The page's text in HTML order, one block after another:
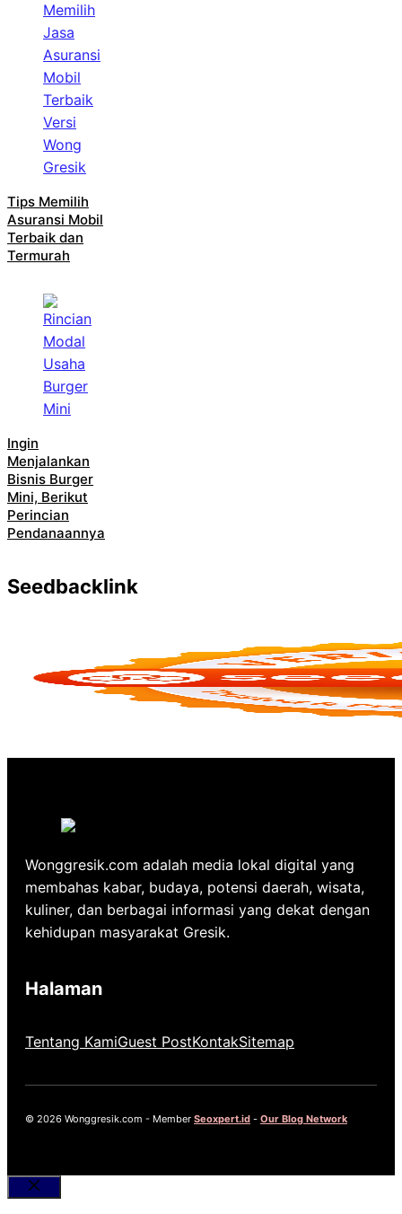
Tips Memilih
Asuransi Mobil
Terbaik dan
Termurah
Ingin
Menjalankan
Bisnis Burger
Mini, Berikut
Perincian
Pendanaannya
Seedbacklink
Wonggresik.com adalah media lokal digital yang
membahas kabar, budaya, potensi daerah, wisata,
kuliner, dan berbagai informasi yang dekat dengan
kehidupan masyarakat Gresik.
Halaman
Tentang KamiGuest PostKontakSitemap
© 2026 Wonggresik.com - Member Seoxpert.id - Our Blog Network
Close